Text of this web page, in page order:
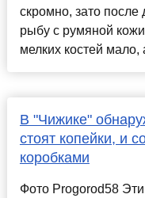
скромно, зато
рыбу с румяной
мелких костей мало,
В "Чижике"
стоят копейки, и
коробками
Фото Progorod58